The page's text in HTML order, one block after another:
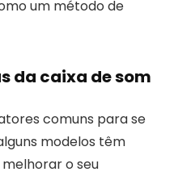
um método de
da caixa de som
comuns para se
modelos têm
o seu